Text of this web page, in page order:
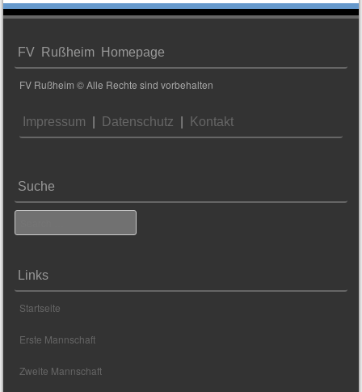
FV Rußheim Homepage
FV Rußheim © Alle Rechte sind vorbehalten
Impressum Datenschutz Kontakt
Suche
Links
Startseite
Erste Mannschaft
Zweite Mannschaft